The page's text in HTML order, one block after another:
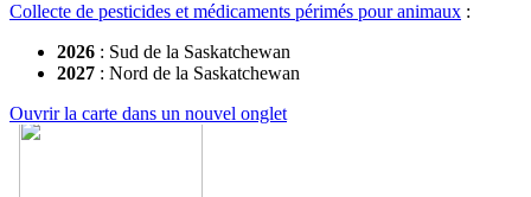
Collecte de pesticides et médicaments périmés pour animaux :
2026 : Sud de la Saskatchewan
2027 : Nord de la Saskatchewan
Ouvrir la carte dans un nouvel onglet